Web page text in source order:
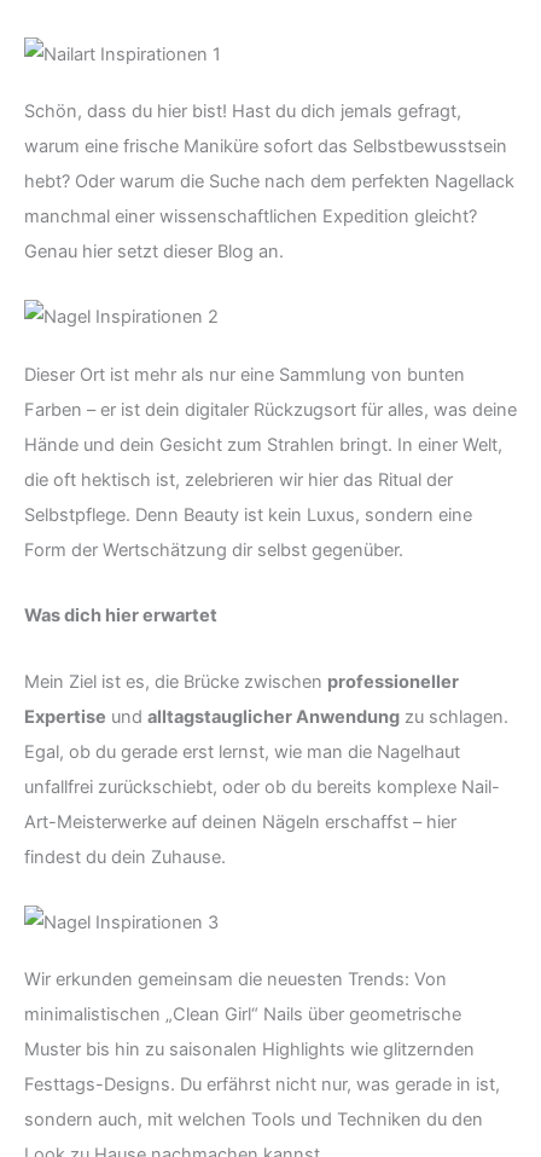
Schön, dass du hier bist! Hast du dich jemals gefragt,
warum eine frische Maniküre sofort das Selbstbewusstsein
hebt? Oder warum die Suche nach dem perfekten Nagellack
manchmal einer wissenschaftlichen Expedition gleicht?
Genau hier setzt dieser Blog an.
Dieser Ort ist mehr als nur eine Sammlung von bunten
Farben – er ist dein digitaler Rückzugsort für alles, was deine
Hände und dein Gesicht zum Strahlen bringt. In einer Welt,
die oft hektisch ist, zelebrieren wir hier das Ritual der
Selbstpflege. Denn Beauty ist kein Luxus, sondern eine
Form der Wertschätzung dir selbst gegenüber.
Was dich hier erwartet
Mein Ziel ist es, die Brücke zwischen professioneller
Expertise und alltagstauglicher Anwendung zu schlagen.
Egal, ob du gerade erst lernst, wie man die Nagelhaut
unfallfrei zurückschiebt, oder ob du bereits komplexe Nail-
Art-Meisterwerke auf deinen Nägeln erschaffst – hier
findest du dein Zuhause.
Wir erkunden gemeinsam die neuesten Trends: Von
minimalistischen „Clean Girl“ Nails über geometrische
Muster bis hin zu saisonalen Highlights wie glitzernden
Festtags-Designs. Du erfährst nicht nur, was gerade in ist,
sondern auch, mit welchen Tools und Techniken du den